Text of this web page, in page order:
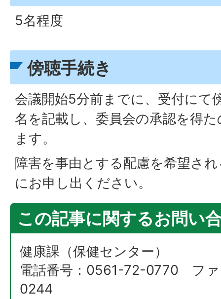
5名程度
傍聴手続き
会議開始5分前までに、受付にて
名を記載し、委員会の承認を得
ます。
障害を事由とする配慮を希望さ
にお申し出ください。
この記事に関するお問い
健康課（保健センター）
電話番号：0561-72-0770 フ
0244